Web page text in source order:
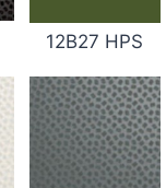
12B27 HPS